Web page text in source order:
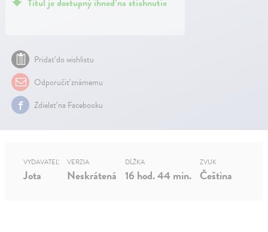
Titul je dostupný ihneď na stiahnutie
Pridať do wishlistu
Odporučiť známemu
Zdielať na Facebooku
VYDAVATEĽ
Jota
VERZIA
Neskrátená
DĹŽKA
16 hod. 44 min.
ZVUK
Čeština